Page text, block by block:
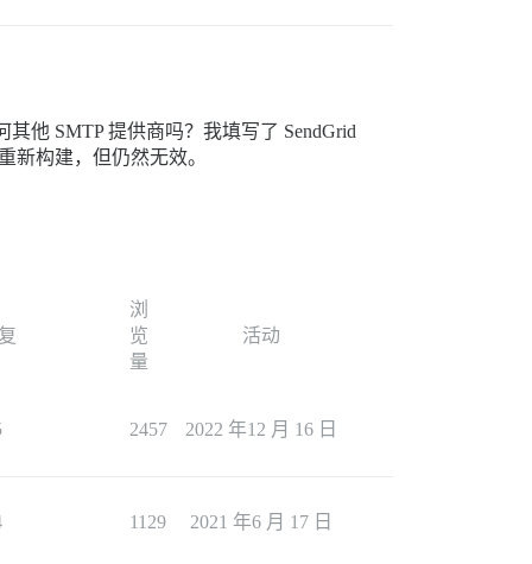
他 SMTP 提供商吗？我填写了 SendGrid
新构建，但仍然无效。
浏
览
量
活动
2457 2022 年12 月 16 日
1129 2021 年6 月 17 日